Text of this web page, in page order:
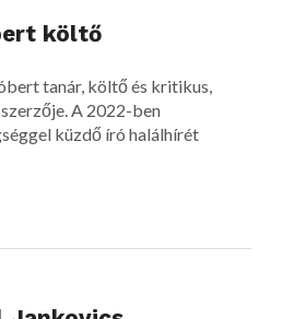
költő
tanár, költő és kritikus,
A 2022-ben
küzdő író halálhírét